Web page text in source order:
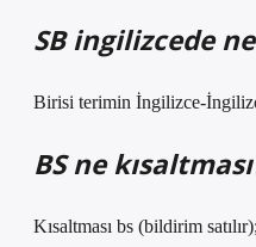
SB ingilizcede
Birisi terimin İngilizce-
BS ne
Kısaltması bs (bildirim